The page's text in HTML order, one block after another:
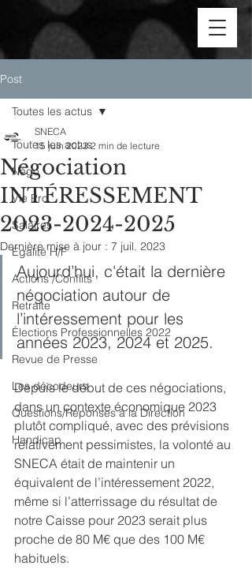
Post
Toutes les actus
Négo
Vie Pro
Salaires
Egalité H/F
Actions /Conflits
Retraite
Élections Professionnelles 2022
Revue de Presse
Les décodeurs
Questions/Réponses à la Direction
Handicap
Toutes les actus
Négociation
INTÉRESSEMENT
2023-2024-2025
SNECA
15 juin 2023 2 min de lecture
Dernière mise à jour : 7 juil. 2023
Aujourd’hui, c'était la dernière
négociation autour de
l’intéressement pour les
années 2023, 2024 et 2025.
Depuis le début de ces négociations,
dans un contexte économique 2023
plutôt compliqué, avec des prévisions
relativement pessimistes, la volonté au
SNECA était de maintenir un
équivalent de l’intéressement 2022,
même si l’atterrissage du résultat de
notre Caisse pour 2023 serait plus
proche de 80 M€ que des 100 M€
habituels.